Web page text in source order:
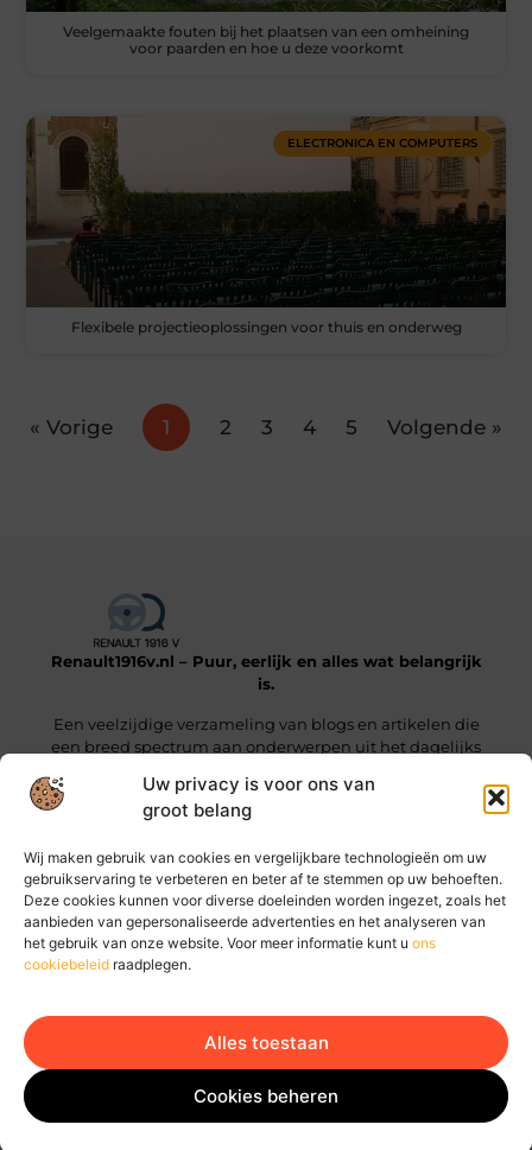
Uw privacy is voor ons van
groot belang
Wij maken gebruik van cookies en vergelijkbare technologieën om uw
gebruikservaring te verbeteren en beter af te stemmen op uw behoeften.
Deze cookies kunnen voor diverse doeleinden worden ingezet, zoals het
aanbieden van gepersonaliseerde advertenties en het analyseren van
het gebruik van onze website. Voor meer informatie kunt u ons
cookiebeleid raadplegen.
Alles toestaan
Cookies beheren
Ga Naar
Veelgemaakte fouten bij het plaatsen van een omheining
voor paarden en hoe u deze voorkomt
ELECTRONICA EN COMPUTERS
Flexibele projectieoplossingen voor thuis en onderweg
« Vorige 1 2 3 4 5 Volgende »
Renault1916v.nl – Puur, eerlijk en alles wat belangrijk
is.
Een veelzijdige verzameling van blogs en artikelen die
een breed spectrum aan onderwerpen uit het dagelijks
Onze informatie
Bericht categorie
Website index
Cookiebeleid (EU)
@2025 www.renault1916v.nl. All Right Reserved.